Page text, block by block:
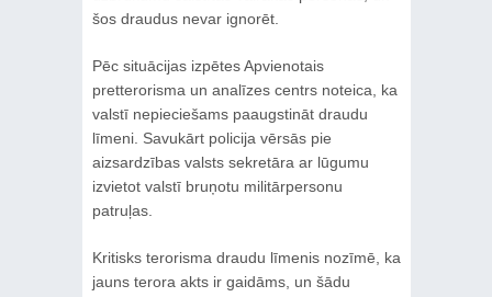
šos draudus nevar ignorēt.
Pēc situācijas izpētes Apvienotais
pretterorisma un analīzes centrs noteica, ka
valstī nepieciešams paaugstināt draudu
līmeni. Savukārt policija vērsās pie
aizsardzības valsts sekretāra ar lūgumu
izvietot valstī bruņotu militārpersonu
patruļas.
Kritisks terorisma draudu līmenis nozīmē, ka
jauns terora akts ir gaidāms, un šādu